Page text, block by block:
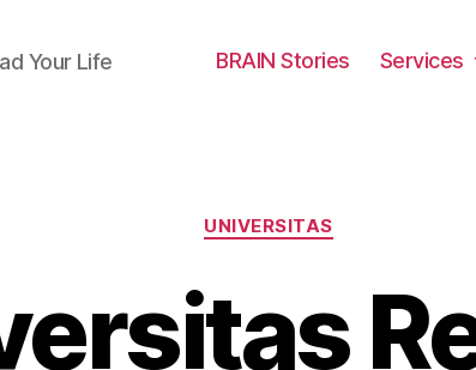
Your Life BRAIN Stories Services
Categories
UNIVERSITAS